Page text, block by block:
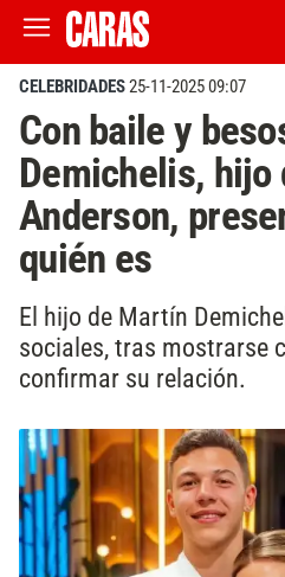
CELEBRIDADES25-11-2025 09:07
Con baile y
Demichelis, hijo
Anderson,
quién es
El hijo de Martín
sociales, tras mostrarse
confirmar su relación.